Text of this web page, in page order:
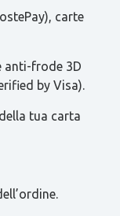
carte
anti-frode 3D
by Visa).
tua carta